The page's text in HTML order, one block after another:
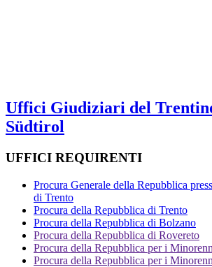
Uffici Giudiziari del
Südtirol
UFFICI REQUIRENTI
Procura Generale della Repubblica
di Trento
Procura della Repubblica di Trento
Procura della Repubblica di Bolzano
Procura della Repubblica di Rovereto
Procura della Repubblica per i
Procura della Repubblica per i